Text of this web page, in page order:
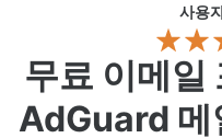
사용
무료 이메일
AdGuard 메